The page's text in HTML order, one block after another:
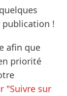
!
afin que
priorité
"Suivre sur